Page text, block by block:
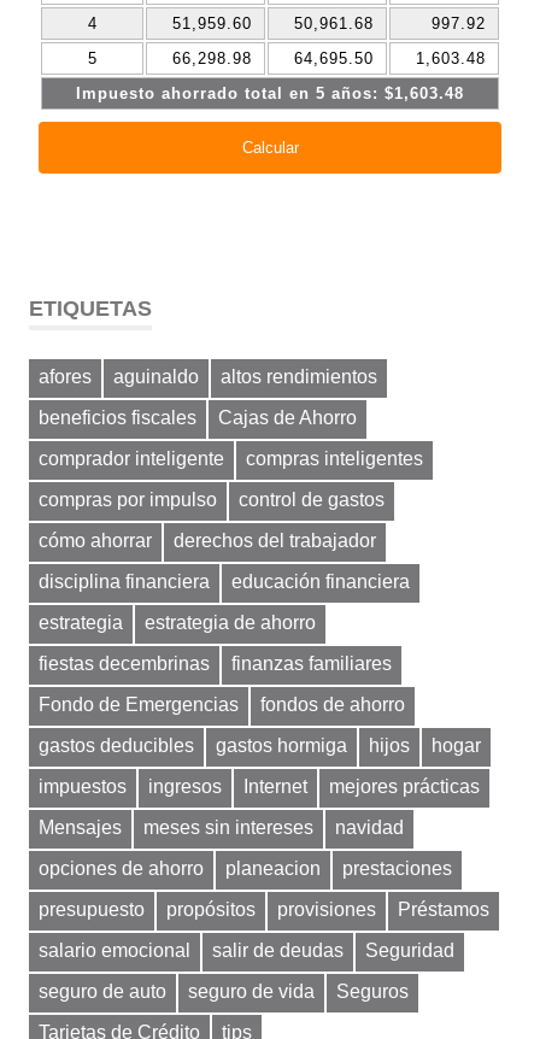
ETIQUETAS
afores aguinaldo
altos rendimientos
beneficios fiscales
Cajas de Ahorro
comprador inteligente
compras inteligentes
compras por impulso
control de gastos
cómo ahorrar
derechos del trabajador
disciplina financiera
educación financiera
estrategia
estrategia de ahorro
fiestas decembrinas
finanzas familiares
Fondo de Emergencias
fondos de ahorro
gastos deducibles
gastos hormiga hijos
hogar
impuestos
ingresos Internet
mejores prácticas
Mensajes
meses sin intereses
navidad
opciones de ahorro
planeacion
prestaciones
presupuesto
propósitos provisiones
Préstamos
salario emocional
salir de deudas
Seguridad
seguro de auto
seguro de vida
Seguros
Tarjetas de Crédito
tips